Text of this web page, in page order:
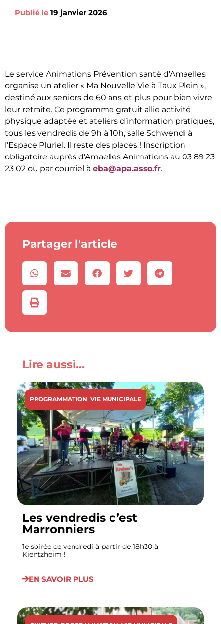
Publié le 19 janvier 2026
Le service Animations Prévention santé d’Amaelles
organise un atelier « Ma Nouvelle Vie à Taux Plein »,
destiné aux seniors de 60 ans et plus pour bien vivre
leur retraite. Ce programme gratuit allie activité
physique adaptée et ateliers d’information pratiques,
tous les vendredis de 9h à 10h, salle Schwendi à
l’Espace Pluriel. Il reste des places ! Inscription
obligatoire auprès d’Amaelles Animations au 03 89 23
23 02 ou par courriel à eba@apa.asso.fr.
Partager l'article
Lire aussi...
PROGRAMMATION, VIE MUNICIPALE
Les vendredis c’est
Marronniers
1e soirée ce vendredi à partir de 18h30 à
Kientzheim !
EN SAVOIR PLUS